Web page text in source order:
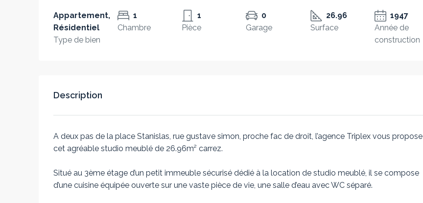
Appartement,
Résidentiel
Type de bien
1
Chambre
1
Pièce
0
Garage
26.96
Surface
1947
Année de
construction
Description
A deux pas de la place Stanislas, rue gustave simon, proche fac de droit, l’agence Triplex vous propose
cet agréable studio meublé de 26.96m² carrez.
Situé au 3ème étage d’un petit immeuble sécurisé dédié à la location de studio meublé, il se compose
d’une cuisine équipée ouverte sur une vaste pièce de vie, une salle d’eau avec WC séparé.